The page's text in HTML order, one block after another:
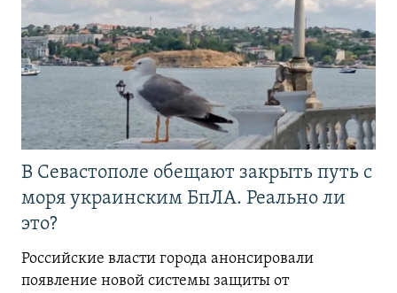
В Севастополе обещают закрыть путь с
моря украинским БпЛА. Реально ли
это?
Российские власти города анонсировали
появление новой системы защиты от